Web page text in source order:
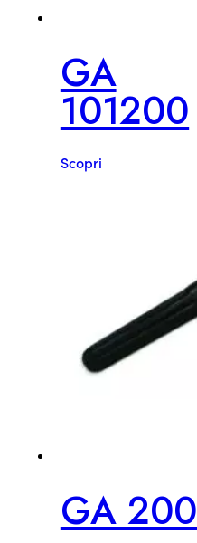
GA
101200
Scopri
GA 200